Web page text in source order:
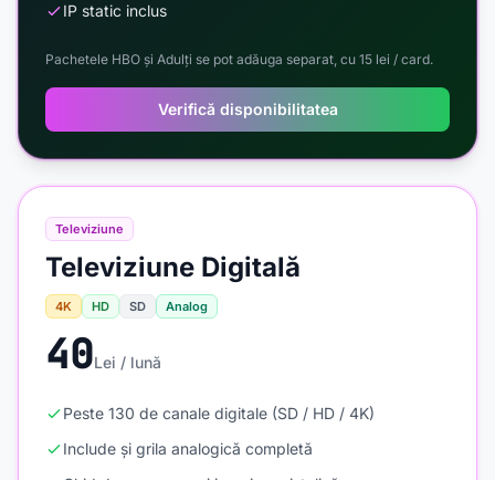
Televiziune
Televiziune Digitală
4K HD SD Analog
40Lei / lună
Peste 130 de canale digitale (SD / HD / 4K)
Include și grila analogică completă
IP static inclus
Pachetele HBO și Adulți se pot adăuga separat, cu 15 lei / card.
Verifică disponibilitatea